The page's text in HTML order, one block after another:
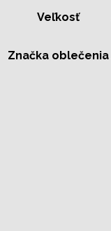
Veľkosť
Značka oblečenia